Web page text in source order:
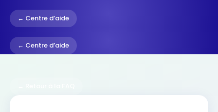
← Centre d’aide
← Centre d’aide